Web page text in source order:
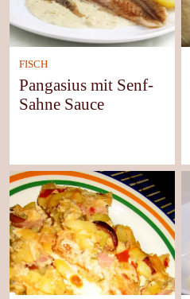
FISCH
Pangasius mit Senf-
Sahne Sauce